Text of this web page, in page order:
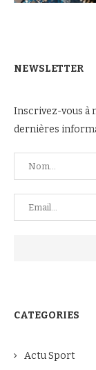
NEWSLETTER
Inscrivez-vous à
dernières
CATEGORIES
Actu Sport